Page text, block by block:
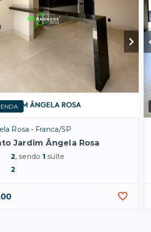
Rosa - Franca/SP
Jardim Ângela Rosa
2, sendo 1 suíte
2